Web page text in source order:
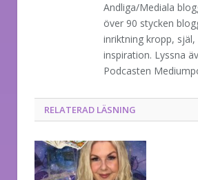
Andliga/Mediala
över 90 stycken
inriktning kropp, själ,
inspiration. Lyssna
Podcasten
RELATERAD LÄSNING